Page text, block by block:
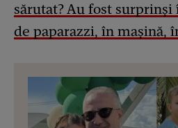
sărutat? Au fost
de paparazzi, în mașină,